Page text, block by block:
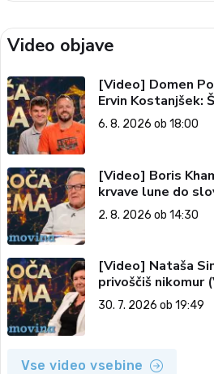
Video objave
[Video] Domen
Ervin Kostanjšek:
tema, 6. 8. 2026)
6. 8. 2026 ob 18:00
[Video] Boris
krvave lune do
vesolju (Vroča
2. 8. 2026 ob 14:30
[Video] Nataša
privoščiš nikomur
2026)
30. 7. 2026 ob 19:49
Vse video vsebine